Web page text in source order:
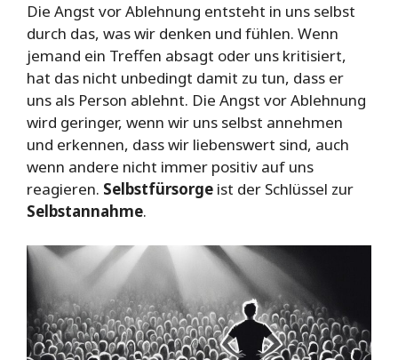
Die Angst vor Ablehnung entsteht in uns selbst
durch das, was wir denken und fühlen. Wenn
jemand ein Treffen absagt oder uns kritisiert,
hat das nicht unbedingt damit zu tun, dass er
uns als Person ablehnt. Die Angst vor Ablehnung
wird geringer, wenn wir uns selbst annehmen
und erkennen, dass wir liebenswert sind, auch
wenn andere nicht immer positiv auf uns
reagieren. Selbstfürsorge ist der Schlüssel zur
Selbstannahme.